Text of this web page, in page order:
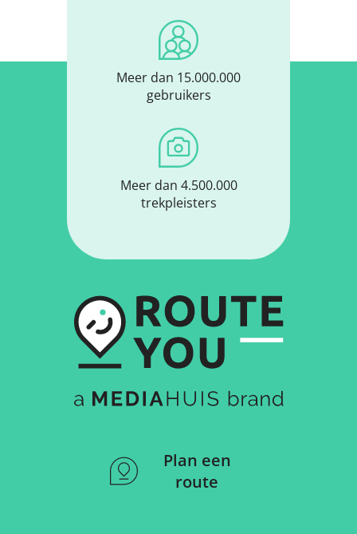
Meer dan 15.000.000
gebruikers
Meer dan 4.500.000
trekpleisters
Plan een
route